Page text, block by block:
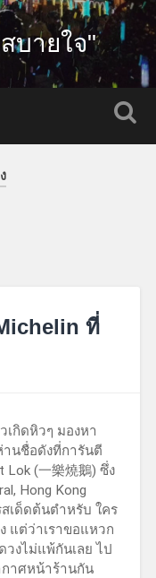
บายใจ"
ที่
เกิดหิวๆ มองหา
านชื่อดังที่การันตี
(一樂燒鵝) ซึ่ง
Hong Kong
เด็ดต้นตำหรับ ใคร
แต่ว่าเราขอแหวก
งไม่แพ้กันเลย ไป
าศหน้าร้านกัน